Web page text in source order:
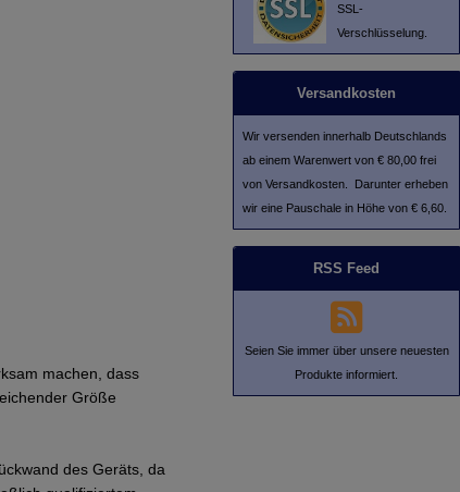
machen, dass
Größe
des Geräts, da
SSL-
Verschlüsselung.
Versandkosten
Wir versenden innerhalb Deutschlands
ab einem Warenwert von € 80,00 frei
von Versandkosten. Darunter erheben
wir eine Pauschale in Höhe von € 6,60.
RSS Feed
Seien Sie immer über unsere neuesten
Produkte informiert.